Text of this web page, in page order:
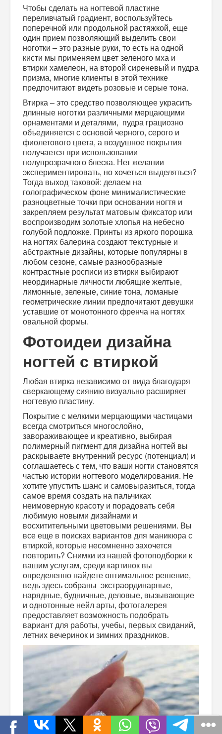
Чтобы сделать на ногтевой пластине
переливчатый градиент, воспользуйтесь
поперечной или продольной растяжкой, еще
один прием позволяющий выделить свои
ноготки – это разные руки, то есть на одной
кисти мы применяем цвет зеленого мха и
втирки хамелеон, на второй сиреневый и пудра
призма, многие клиенты в этой технике
предпочитают видеть розовые и серые тона.
Втирка – это средство позволяющее украсить
длинные ноготки различными мерцающими
орнаментами и деталями, пудра грациозно
объединяется с основой черного, серого и
фиолетового цвета, а воздушное покрытия
получается при использовании
полупрозрачного блеска. Нет желании
экспериментировать, но хочеться выделяться?
Тогда выход таковой: делаем на
голографическом фоне минималистические
разноцветные точки при основании ногтя и
закрепляем результат матовым фиксатор или
воспроизводим золотые хлопья на небесно
голубой подложке. Принты из яркого порошка
на ногтях балерина создают текстурные и
абстрактные дизайны, которые популярны в
любом сезоне, самые разнообразные
контрастные росписи из втирки выбирают
неординарные личности любящие желтые,
лимонные, зеленые, синие тона, ломаные
геометрические линии предпочитают девушки
уставшие от монотонного френча на ногтях
овальной формы.
Фотоидеи дизайна
ногтей с втиркой
Любая втирка независимо от вида благодаря
сверкающему сиянию визуально расширяет
ногтевую пластину.
Покрытие с мелкими мерцающими частицами
всегда смотриться многослойно,
завораживающее и креативно, выбирая
полимерный пигмент для дизайна ногтей вы
раскрываете внутренний ресурс (потенциал) и
соглашаетесь с тем, что ваши ногти становятся
частью истории ногтевого моделирования. Не
хотите упустить шанс и самовыразиться, тогда
самое время создать на пальчиках
неимоверную красоту и порадовать себя
любимую новыми дизайнами и
восхитительными цветовыми решениями. Вы
все еще в поисках вариантов для маникюра с
втиркой, которые несомненно захочется
повторить? Снимки из нашей фотоподборки к
вашим услугам, среди картинок вы
определенно найдете оптимальное решение,
ведь здесь собраны экстраординарные,
нарядные, будничные, деловые, вызывающие
и однотонные нейл арты, фотогалерея
предоставляет возможность подобрать
вариант для работы, учебы, первых свиданий,
летних вечеринок и зимних праздников.
Наверх